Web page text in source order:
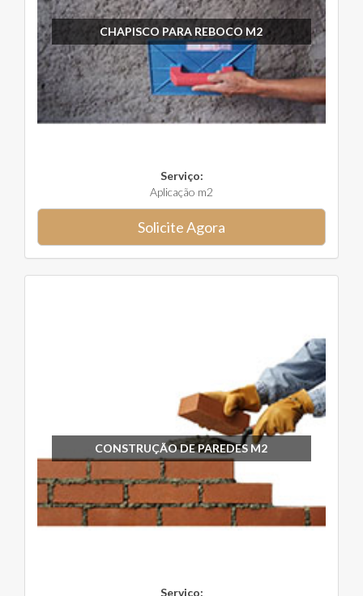
CHAPISCO PARA REBOCO M2
Serviço:
Aplicação m2
Solicite Agora
CONSTRUÇÃO DE PAREDES M2
Serviço: